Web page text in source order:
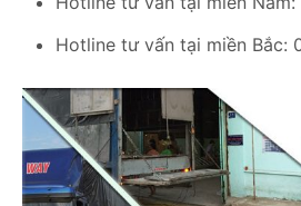
Hotline tư vấn tại miền Bắc: